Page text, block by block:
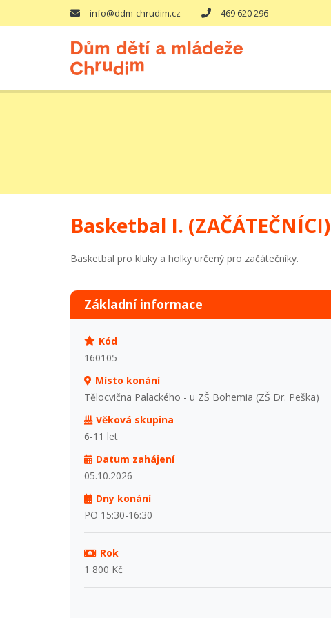
info@ddm-chrudim.cz 469 620 296
Basketbal I. (ZAČÁTEČNÍCI)
Basketbal pro kluky a holky určený pro začátečníky.
Základní informace
Kód
160105
Místo konání
Tělocvična Palackého - u ZŠ Bohemia (ZŠ Dr. Peška)
Věková skupina
6-11 let
Datum zahájení
05.10.2026
Dny konání
PO 15:30-16:30
Rok
1 800 Kč